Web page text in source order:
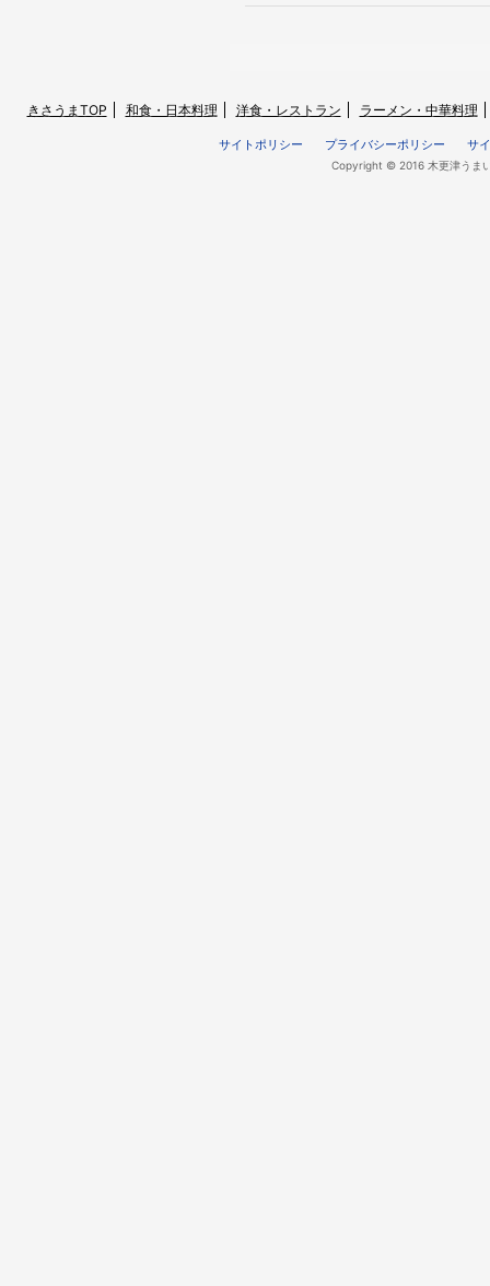
きさうまTOP 和食・日本料理 洋食・レストラン ラーメン・中華料理
サイトポリシー プライバシーポリシー サ
Copyright © 2016 木更津うま